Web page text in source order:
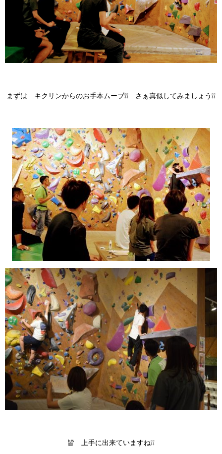
まずは キクリンからのお手本ムーブ❕❕ さぁ真似してみましょう❕❕
皆 上手に出来ていますね❕❕